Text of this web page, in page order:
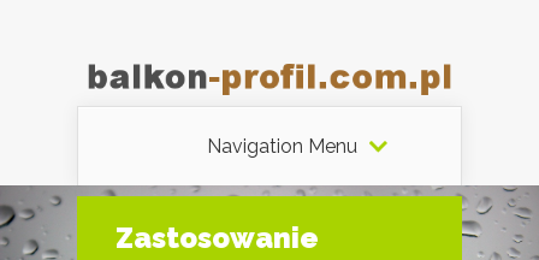
Navigation Menu
Zastosowanie